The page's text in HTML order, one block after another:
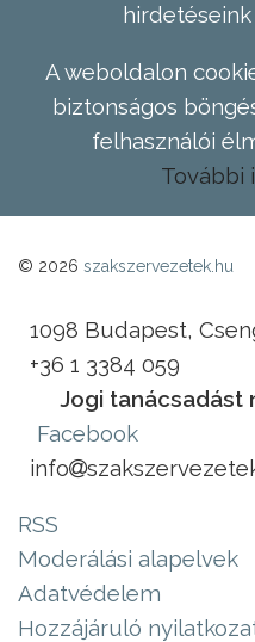
A weboldalon
biztonságos
felhasználói
További
© 2026 szakszervezetek.hu
1098 Budapest,
+36 1 3384 059
Jogi tanácsadást
Facebook
info
RSS
Moderálási alapelvek
Adatvédelem
Hozzájáruló